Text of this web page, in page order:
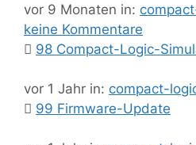
vor 9 Monaten in:
keine Kommentare
98 Compact-Logic-
vor 1 Jahr in: compact-
99 Firmware-Update